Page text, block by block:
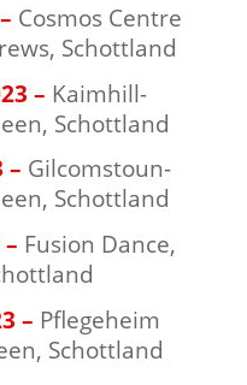
Cosmos Centre
Schottland
– Kaimhill-
Schottland
– Gilcomstoun-
Schottland
Fusion Dance,
– Pflegeheim
Schottland